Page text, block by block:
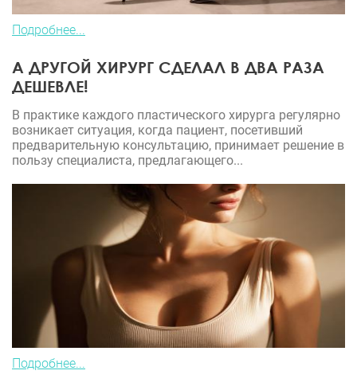
Подробнее...
А ДРУГОЙ ХИРУРГ СДЕЛАЛ В ДВА РАЗА
ДЕШЕВЛЕ!
В практике каждого пластического хирурга регулярно
возникает ситуация, когда пациент, посетивший
предварительную консультацию, принимает решение в
пользу специалиста, предлагающего...
Подробнее...